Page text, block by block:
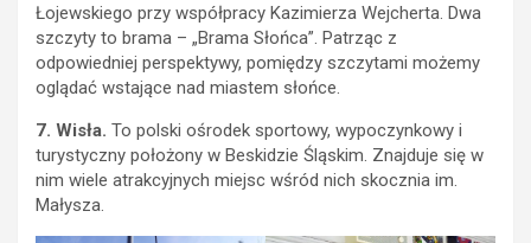
Łojewskiego przy współpracy Kazimierza Wejcherta. Dwa
szczyty to brama – „Brama Słońca”. Patrząc z
odpowiedniej perspektywy, pomiędzy szczytami możemy
oglądać wstające nad miastem słońce.
7. Wisła. To polski ośrodek sportowy, wypoczynkowy i
turystyczny położony w Beskidzie Śląskim. Znajduje się w
nim wiele atrakcyjnych miejsc wśród nich skocznia im.
Małysza.